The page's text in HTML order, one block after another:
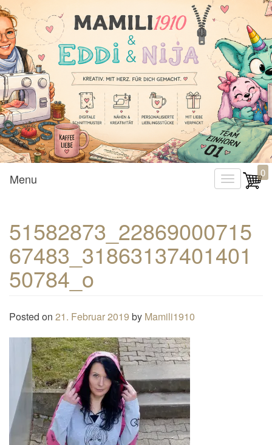
Mamili1910
T
g
l
e
Menu 0
51582873_22869000715
67483_31863137401401
50784_o
Posted on 21. Februar 2019 by Mamili1910